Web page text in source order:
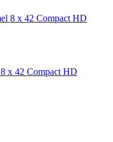
x 42 Compact HD